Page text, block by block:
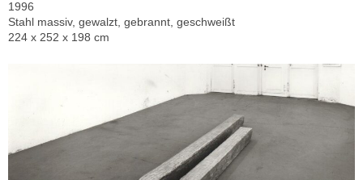
1996
Stahl massiv, gewalzt, gebrannt, geschweißt
224 x 252 x 198 cm